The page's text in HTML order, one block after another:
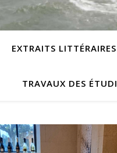
EXTRAITS LITTÉRAIRES
TRAVAUX DES